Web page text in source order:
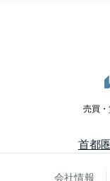
売買
首都
会社情報